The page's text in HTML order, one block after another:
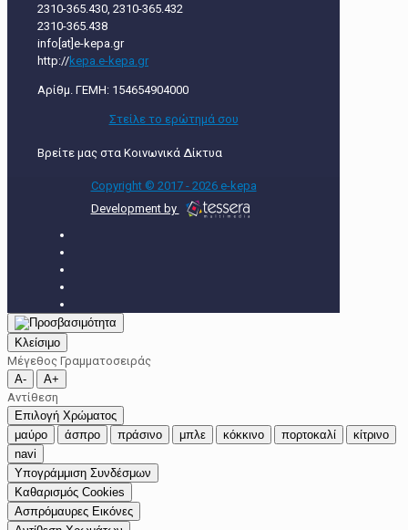
2310-365.430, 2310-365.432
2310-365.438
info[at]e-kepa.gr
http://kepa.e-kepa.gr
Αρίθμ. ΓΕΜΗ: 154654904000
Στείλε τo ερώτημά σου
Βρείτε μας στα Κοινωνικά Δίκτυα
Copyright © 2017 - 2026 e-kepa
Development by
Κλείσιμο
Μέγεθος Γραμματοσειράς
A-
A+
Αντίθεση
Επιλογή Χρώματος
μαύρο
άσπρο πράσινο μπλε κόκκινο πορτοκαλί
κίτρινο
navi
Υπογράμμιση Συνδέσμων
Καθαρισμός Cookies
Ασπρόμαυρες Εικόνες